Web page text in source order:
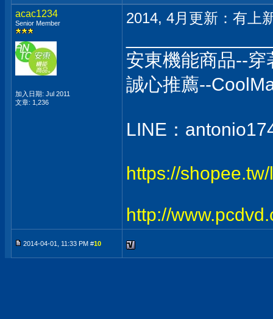
acac1234
Senior Member
加入日期: Jul 2011
文章: 1,236
2014, 4月更新：有上
安東機能商品--
誠心推薦--
LINE：
https://
http://
2014-04-01, 11:33 PM #10